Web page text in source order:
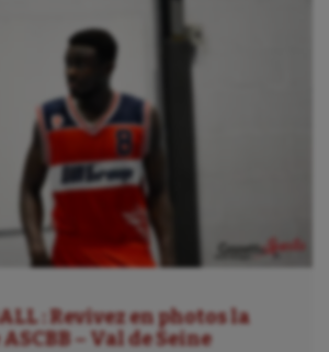
: Revivez en photos la
– Val de Seine